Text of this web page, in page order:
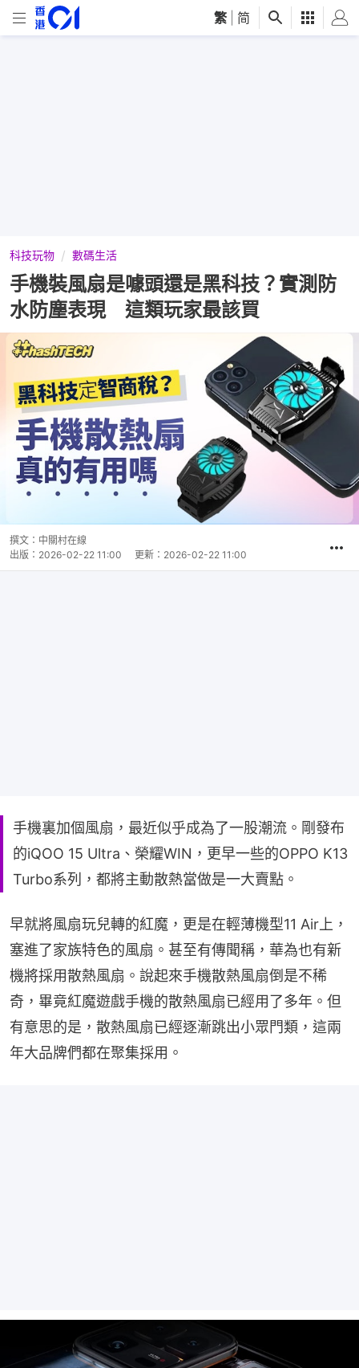
繁 简
科技玩物 數碼生活
手機裝風扇是噱頭還是黑科技？實測防
水防塵表現 這類玩家最該買
撰文： 中關村在線
出版： 2026-02-22 11:00 更新： 2026-02-22 11:00
手機裏加個風扇，最近似乎成為了一股潮流。剛發布
的iQOO 15 Ultra、榮耀WIN，更早一些的OPPO K13
Turbo系列，都將主動散熱當做是一大賣點。
早就將風扇玩兒轉的紅魔，更是在輕薄機型11 Air上，
塞進了家族特色的風扇。甚至有傳聞稱，華為也有新
機將採用散熱風扇。說起來手機散熱風扇倒是不稀
奇，畢竟紅魔遊戲手機的散熱風扇已經用了多年。但
有意思的是，散熱風扇已經逐漸跳出小眾門類，這兩
年大品牌們都在聚集採用。